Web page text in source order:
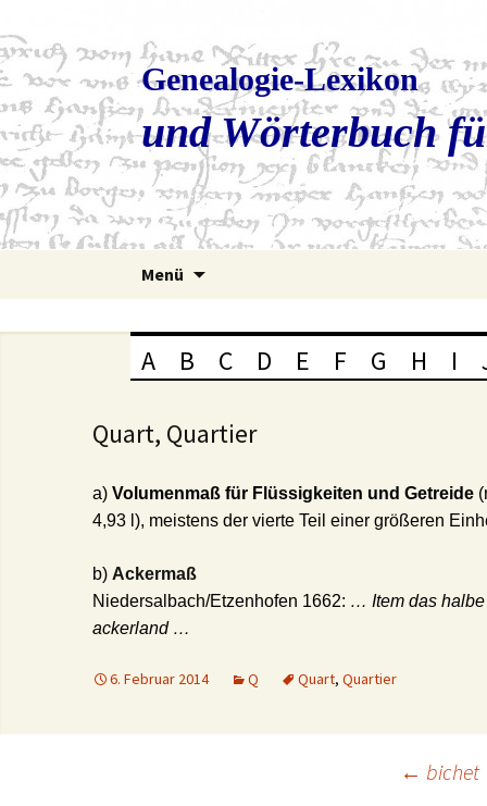
Genealogie-Lexikon
und Wörterbuch
Menü
A B C D E F G H I
Quart, Quartier
a) Volumenmaß für Flüssigkeiten und Getreide
4,93 l), meistens der vierte Teil einer größeren
b) Ackermaß
Niedersalbach/Etzenhofen 1662: … Item das
ackerland …
6. Februar 2014 Q Quart, Quartier
← bichet